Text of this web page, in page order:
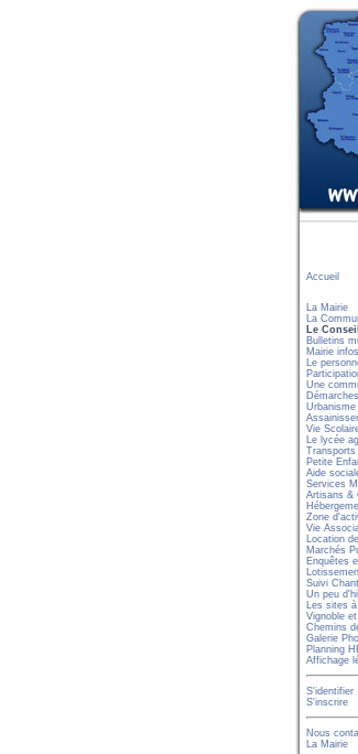
Accueil
La Mairie
La
Le
Bulletins
Mairie infos
Le
Une
Urbanisme
Vie
Le lycée
Transports
Petite
Aide
Services
Artisans &
Zone
Vie
Location
Marchés
Enquêtes
Suivi
Un peu
Les sites
Vignoble
Chemins
Galerie
Planning
Affichage
S'identifier
S'inscrire
Nous
La Mairie